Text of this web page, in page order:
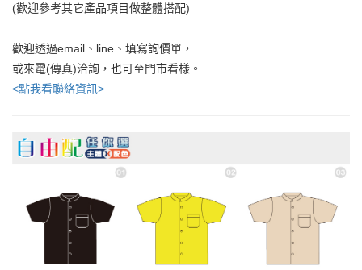
(歡迎參考其它產品項目做整體搭配)
歡迎透過email、line、填寫詢價單，
或來電(傳真)洽詢，也可至門市看樣。
<點我看聯絡資訊>